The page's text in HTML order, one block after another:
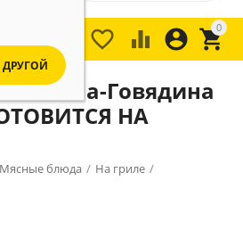
ДРУГОЙ
0


 
Свинина-Говядина
НА
Мясные блюда / На гриле /